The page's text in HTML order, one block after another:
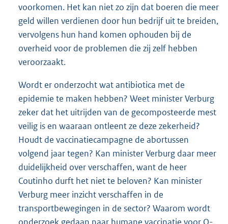
voorkomen. Het kan niet zo zijn dat boeren die meer
geld willen verdienen door hun bedrijf uit te breiden,
vervolgens hun hand komen ophouden bij de
overheid voor de problemen die zij zelf hebben
veroorzaakt.
Wordt er onderzocht wat antibiotica met de
epidemie te maken hebben? Weet minister Verburg
zeker dat het uitrijden van de gecomposteerde mest
veilig is en waaraan ontleent ze deze zekerheid?
Houdt de vaccinatiecampagne de abortussen
volgend jaar tegen? Kan minister Verburg daar meer
duidelijkheid over verschaffen, want de heer
Coutinho durft het niet te beloven? Kan minister
Verburg meer inzicht verschaffen in de
transportbewegingen in de sector? Waarom wordt